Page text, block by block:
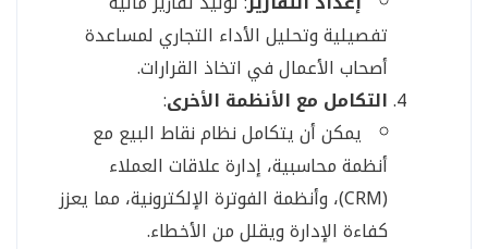
تفصيلية وتحليل الأداء التجاري لمساعدة
أصحاب الأعمال في اتخاذ القرارات.
التكامل مع الأنظمة الأخرى:
يمكن أن يتكامل نظام نقاط البيع مع
أنظمة محاسبية، إدارة علاقات العملاء
(CRM)، وأنظمة الفوترة الإلكترونية، مما يعزز
كفاءة الإدارة ويقلل من الأخطاء.